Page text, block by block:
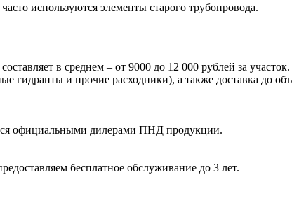
используются элементы старого трубопровода.
в среднем – от 9000 до 12 000 рублей за участок
и прочие расходники), а также доставка до
официальными дилерами ПНД продукции.
бесплатное обслуживание до 3 лет.